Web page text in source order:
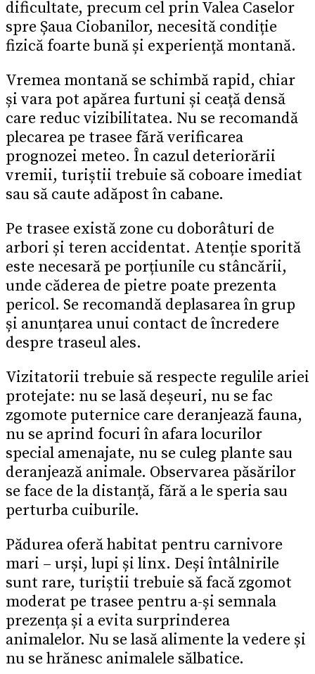
dificultate, precum cel prin Valea Caselor
spre Șaua Ciobanilor, necesită condiție
fizică foarte bună și experiență montană.
Vremea montană se schimbă rapid, chiar
și vara pot apărea furtuni și ceață densă
care reduc vizibilitatea. Nu se recomandă
plecarea pe trasee fără verificarea
prognozei meteo. În cazul deteriorării
vremii, turiștii trebuie să coboare imediat
sau să caute adăpost în cabane.
Pe trasee există zone cu doborâturi de
arbori și teren accidentat. Atenție sporită
este necesară pe porțiunile cu stâncării,
unde căderea de pietre poate prezenta
pericol. Se recomandă deplasarea în grup
și anunțarea unui contact de încredere
despre traseul ales.
Vizitatorii trebuie să respecte regulile ariei
protejate: nu se lasă deșeuri, nu se fac
zgomote puternice care deranjează fauna,
nu se aprind focuri în afara locurilor
special amenajate, nu se culeg plante sau
deranjează animale. Observarea păsărilor
se face de la distanță, fără a le speria sau
perturba cuiburile.
Pădurea oferă habitat pentru carnivore
mari – urși, lupi și linx. Deși întâlnirile
sunt rare, turiștii trebuie să facă zgomot
moderat pe trasee pentru a-și semnala
prezența și a evita surprinderea
animalelor. Nu se lasă alimente la vedere și
nu se hrănesc animalele sălbatice.